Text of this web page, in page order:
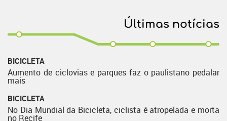
Últimas notícias
BICICLETA
Aumento de ciclovias e parques faz o paulistano pedalar
mais
BICICLETA
No Dia Mundial da Bicicleta, ciclista é atropelada e morta
no Recife